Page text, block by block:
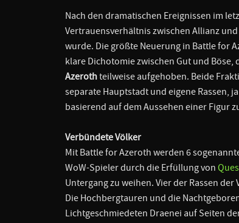
Nach den dramatischen Ereignissen im
Vertrauensverhältnis zwischen Allianz
wurde. Die größte Neuerung in Battle for
klare Dichotomie zwischen Gut und
Azerothteilweise aufgehoben. Beide
separate Hauptstadt und eigene Rassen,
basierend auf dem Aussehen einer Figur
Verbündete Völker
Mit Battle for Azeroth werden 6
WoW-Spieler durch die Erfüllung von
Untergang zu weihen. Vier der Rassen
Die Hochbergtauren und die
Lichtgeschmiedeten Draenei auf Seiten